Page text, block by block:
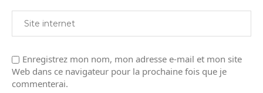
Enregistrez mon nom, mon adresse e-mail et mon site
Web dans ce navigateur pour la prochaine fois que je
commenterai.